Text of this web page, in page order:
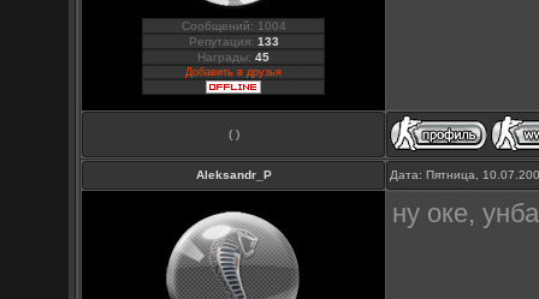
Сообщений: 1004
Репутация: 133
Награды:45
Добавить в друзья
( )
Aleksandr_P Дата: Пятница,
ну оке,